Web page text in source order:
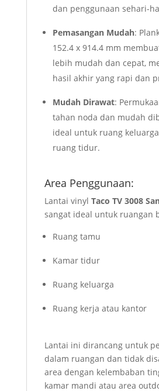
dan penggunaan sehari-
Pemasangan Mudah:
152.4 x 914.4 mm
lebih mudah dan cepat,
hasil akhir yang rapi dan
Mudah Dirawat:
tahan noda dan mudah
ideal untuk ruang
ruang tidur.
Area Penggunaan:
Lantai vinyl Taco TV 3008
sangat ideal untuk ruangan
Ruang tamu
Kamar tidur
Ruang keluarga
Ruang kerja atau kantor
Lantai ini dirancang untuk
dalam ruangan dan tidak
area dengan kelembaban
kamar mandi atau area